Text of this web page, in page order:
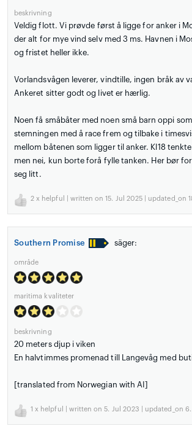
beskrivning
Veldig flott. Vi prøvde først å ligge for anker i
der alt for mye vind selv med 3 ms. Havnen i
og fristet heller ikke.
Vorlandsvågen leverer, vindtille, ingen bråk av
Ankeret sitter godt og livet er hærlig.
Noen få småbåter med noen små barn oppi
stemningen med å race frem og tilbake i
mellom båtenen som ligger til anker. Kl18
men nei, kun borte forå fylle tanken. Her bør
seg litt.
2 x helpful | written on 15. Jul 2025 | updated_on
Southern Promise säger:
område
maritima kvaliteter
beskrivning
20 meters djup i viken
En halvtimmes promenad till Langevåg med
[translated from Norwegian with AI]
1 x helpful | written on 5. Jul 2023 | updated_on 6.